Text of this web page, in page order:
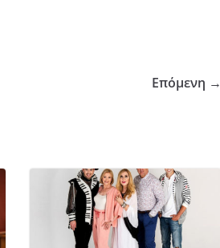
Επόμενη →